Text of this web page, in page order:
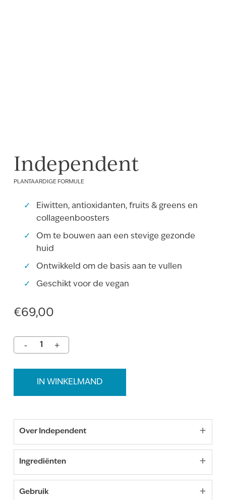
Independent
PLANTAARDIGE FORMULE
Eiwitten, antioxidanten, fruits & greens en
collageenboosters
Om te bouwen aan een stevige gezonde
huid
Ontwikkeld om de basis aan te vullen
Geschikt voor de vegan
€69,00
IN WINKELMAND
Over Independent +
Ingrediënten +
Gebruik +